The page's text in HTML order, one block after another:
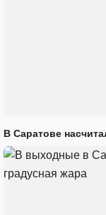
В Саратове